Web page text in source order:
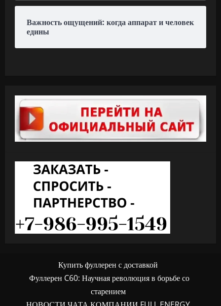
Важность ощущений: когда аппарат и человек
едины
Купить фуллерен с доставкой
Фуллерен C60: Научная революция в борьбе со
старением